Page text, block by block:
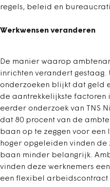
regels, beleid en
Werkwensen veranderen
De manier waarop
inrichten verandert gestaag.
onderzoeken blijkt dat geld
de aantrekkelijkste factoren
eerder onderzoek van TNS
dat 80 procent van de
baan op te zeggen voor een
hoger opgeleiden vinden de
baan minder belangrijk.
vinden deze werknemers
een flexibel arbeidscontract